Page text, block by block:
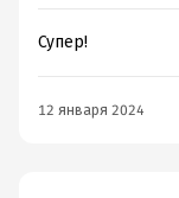
Супер!
12 января 2024